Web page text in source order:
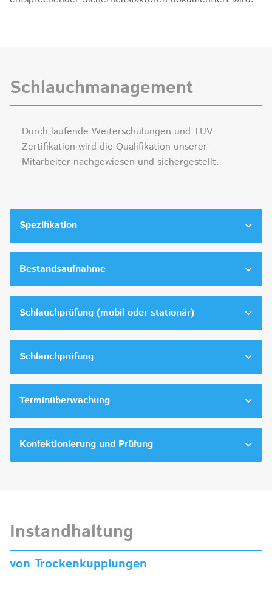
Schlauchmanagement
Durch laufende Weiterschulungen und TÜV
Zertifikation wird die Qualifikation unserer
Mitarbeiter nachgewiesen und sichergestellt.
Spezifikation
Bestandsaufnahme
Schlauchprüfung (mobil oder stationär)
Schlauchprüfung
Terminüberwachung
Konfektionierung und Prüfung
Instandhaltung
von Trockenkupplungen